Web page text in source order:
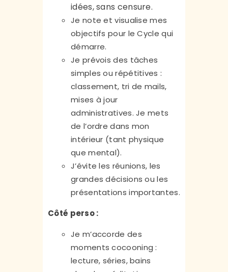
idées, sans censure.
Je note et visualise mes
objectifs pour le Cycle qui
démarre.
Je prévois des tâches
simples ou répétitives :
classement, tri de mails,
mises à jour
administratives. Je mets
de l’ordre dans mon
intérieur (tant physique
que mental).
J’évite les réunions, les
grandes décisions ou les
présentations importantes.
Côté perso :
Je m’accorde des
moments cocooning :
lecture, séries, bains